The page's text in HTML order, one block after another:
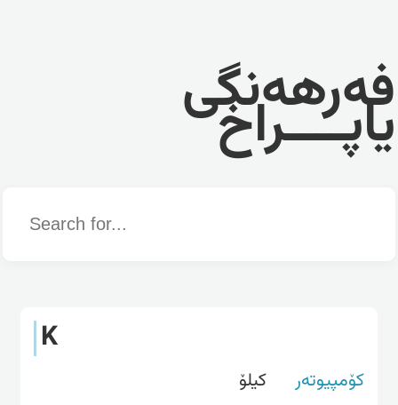
فەرهەنگی
یاپــــراخ
Word
K
کۆمپیوتەر كیلۆ